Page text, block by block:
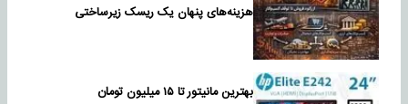
هزینه‌های پنهان یک ریسک زیرساختی
بهترین مانیتور تا ۱۵ میلیون تومان